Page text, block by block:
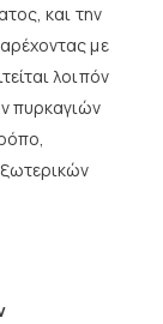
και την
με
λοιπόν
πυρκαγιών